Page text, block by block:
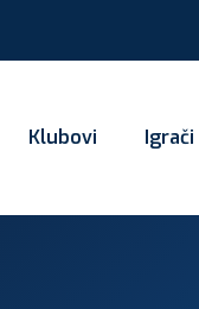
Klubovi Igrači